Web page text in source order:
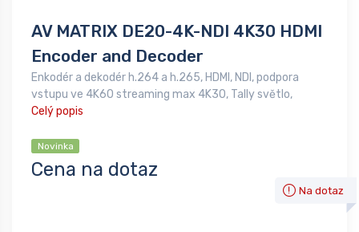
AV MATRIX DE20-4K-NDI 4K30 HDMI
Encoder and Decoder
Enkodér a dekodér h.264 a h.265, HDMI, NDI, podpora
vstupu ve 4K60 streaming max 4K30, Tally světlo,
Celý popis
Novinka
Cena na dotaz
Na dotaz